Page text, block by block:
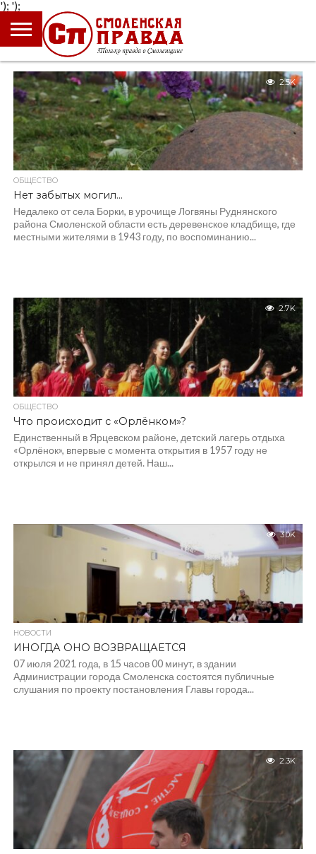
');
ГЛАВНАЯ
НОВОСТИ
ПРОИСШЕСТВИЯ
ПОЛИТИКА
КУЛЬТУРА
ЭКОНОМИКА
ОБЩЕСТВО
БЛОГИ
2.5K
ОБЩЕСТВО
Нет забытых могил…
Недалеко от села Борки, в урочище Логвяны Руднянского
района Смоленской области есть деревенское кладбище, где
местными жителями в 1943 году, по воспоминанию...
2.7K
ОБЩЕСТВО
Что происходит с «Орлёнком»?
Единственный в Ярцевском районе, детский лагерь отдыха
«Орлёнок», впервые с момента открытия в 1957 году не
открылся и не принял детей. Наш...
3.0K
НОВОСТИ
ИНОГДА ОНО ВОЗВРАЩАЕТСЯ
07 июля 2021 года, в 15 часов 00 минут, в здании
Администрации города Смоленска состоятся публичные
слушания по проекту постановления Главы города...
2.3K
');